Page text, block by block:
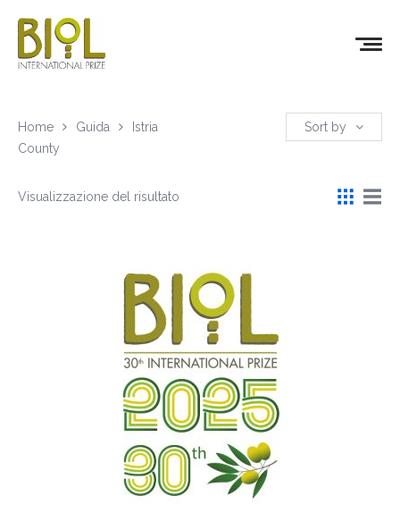
Home Guida
Istria
County
Sort by
Visualizzazione del risultato